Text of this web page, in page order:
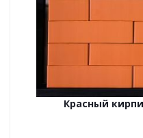
Красный